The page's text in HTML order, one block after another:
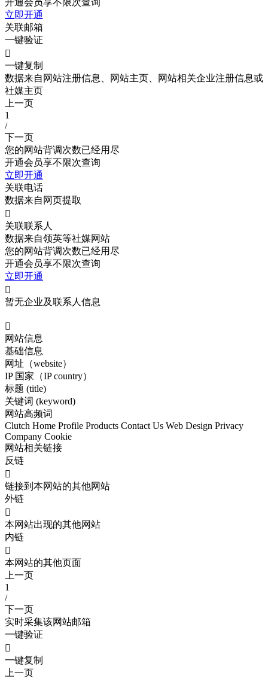
开通会员享不限次查询
立即开通
关联邮箱
一键验证

一键复制
数据来自网站注册信息、网站主页、网站相关企业注册信息或
社媒主页
上一页
1
/
下一页
您的网站背调次数已经用尽
开通会员享不限次查询
立即开通
关联电话
数据来自网页提取

关联联系人
数据来自领英等社媒网站
您的网站背调次数已经用尽
开通会员享不限次查询
立即开通

暂无企业及联系人信息

网站信息
基础信息
网址（website）
IP 国家（IP country）
标题 (title)
关键词 (keyword)
网站高频词
Clutch Home Profile Products Contact Us Web Design Privacy
Company Cookie
网站相关链接
反链

链接到本网站的其他网站
外链

本网站出现的其他网站
内链

本网站的其他页面
上一页
1
/
下一页
实时采集该网站邮箱
一键验证

一键复制
上一页